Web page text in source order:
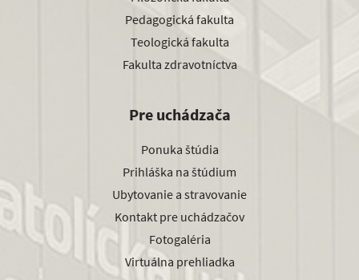
Pedagogická fakulta
Teologická fakulta
Fakulta zdravotníctva
Pre uchádzača
Ponuka štúdia
Prihláška na štúdium
Ubytovanie a stravovanie
Kontakt pre uchádzačov
Fotogaléria
Virtuálna prehliadka